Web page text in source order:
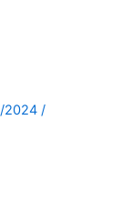
2024 /